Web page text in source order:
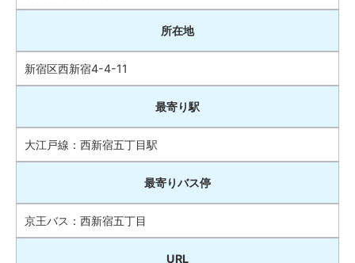
所在地
新宿区西新宿4-4-11
最寄り駅
大江戸線：西新宿五丁目駅
最寄りバス停
京王バス：西新宿五丁目
URL